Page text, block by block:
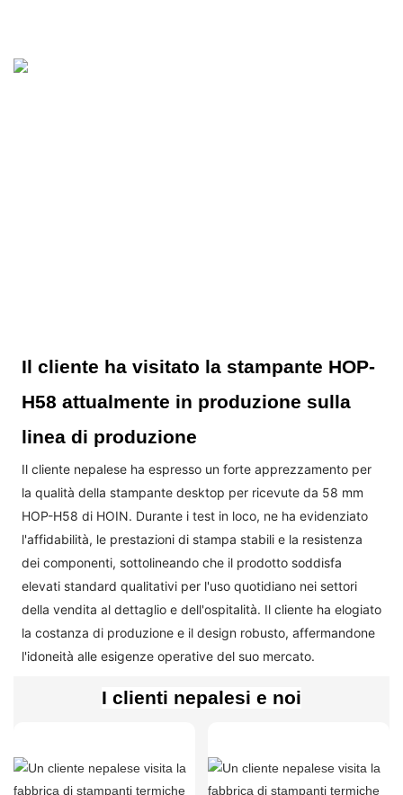
Il cliente ha visitato la stampante HOP-
H58 attualmente in produzione sulla
linea di produzione
Il cliente nepalese ha espresso un forte apprezzamento per
la qualità della stampante desktop per ricevute da 58 mm
HOP-H58 di HOIN. Durante i test in loco, ne ha evidenziato
l'affidabilità, le prestazioni di stampa stabili e la resistenza
dei componenti, sottolineando che il prodotto soddisfa
elevati standard qualitativi per l'uso quotidiano nei settori
della vendita al dettaglio e dell'ospitalità. Il cliente ha elogiato
la costanza di produzione e il design robusto, affermandone
l'idoneità alle esigenze operative del suo mercato.
I clienti nepalesi e noi